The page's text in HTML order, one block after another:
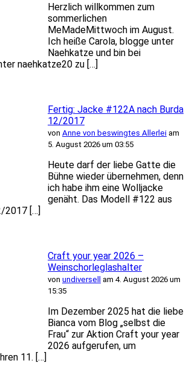
Herzlich willkommen zum
sommerlichen
MeMadeMittwoch im August.
Ich heiße Carola, blogge unter
Naehkatze und bin bei
naehkatze20 zu […]
Fertig: Jacke #122A nach Burda
12/2017
von Anne von beswingtes Allerlei am
5. August 2026 um 03:55
Heute darf der liebe Gatte die
Bühne wieder übernehmen, denn
ich habe ihm eine Wolljacke
genäht. Das Modell #122 aus
2017 […]
Craft your year 2026 –
Weinschorleglashalter
von undiversell am 4. August 2026 um
15:35
Im Dezember 2025 hat die liebe
Bianca vom Blog „selbst die
Frau“ zur Aktion Craft your year
2026 aufgerufen, um
11. […]